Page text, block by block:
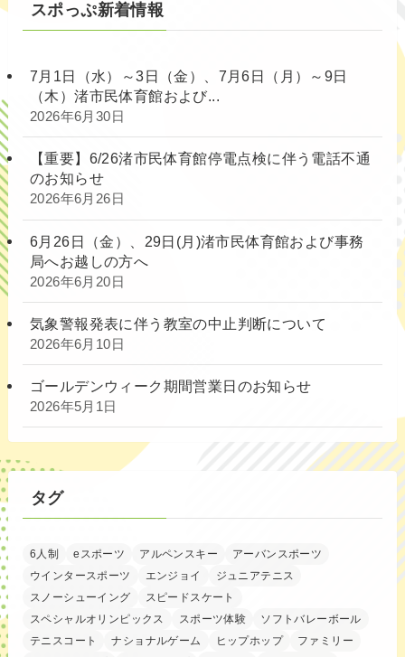
スポっぷ新着情報
7月1日（水）～3日（金）、7月6日（月）～9日
（木）渚市民体育館および...
2026年6月30日
【重要】6/26渚市民体育館停電点検に伴う電話不通
のお知らせ
2026年6月26日
6月26日（金）、29日(月)渚市民体育館および事務
局へお越しの方へ
2026年6月20日
気象警報発表に伴う教室の中止判断について
2026年6月10日
ゴールデンウィーク期間営業日のお知らせ
2026年5月1日
タグ
6人制 eスポーツ アルペンスキー
アーバンスポーツ
ウインタースポーツ
エンジョイ
ジュニアテニス
スノーシューイング
スピードスケート
スペシャルオリンピックス
スポーツ体験
ソフトバレーボール
テニスコート
ナショナルゲーム ヒップホップ
ファミリー